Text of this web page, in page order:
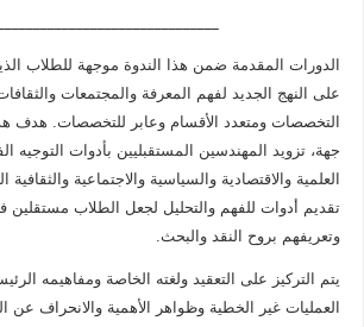
الدورات المقدمة ضمن هذا الندوة موجهة للطلاب
على النهج الجديد لفهم المعرفة والمجتمعات
التخصصات ومتعدد الأقسام وعابر للتخصصات. هدف
جهة، تزويد المهندسين المستقبليين بأدوات التوجيه
العلمية والاقتصادية والسياسية والاجتماعية
تقديم أدوات للفهم والتحليل لجعل الطلاب مستقلين
وتعريفهم بروح النقد والبحث.
يتم التركيز على التعقيد ولغته الخاصة ومفاهيمه
العمليات غير الخطية وظواهر الأهمية والانحراف عن